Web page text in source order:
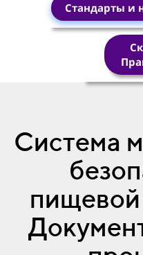
Стандарты и
Система